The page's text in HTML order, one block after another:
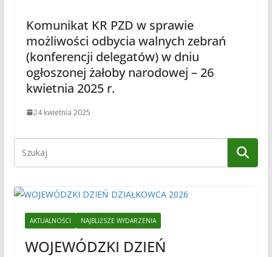
Komunikat KR PZD w sprawie
możliwości odbycia walnych zebrań
(konferencji delegatów) w dniu
ogłoszonej żałoby narodowej – 26
kwietnia 2025 r.
24 kwietnia 2025
AKTUALNOŚCI NAJBLIŻSZE WYDARZENIA
WOJEWÓDZKI DZIEŃ